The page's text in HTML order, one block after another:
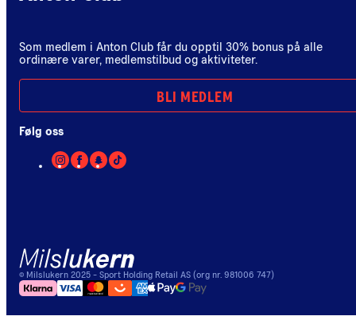
Som medlem i Anton Club får du opptil 30% bonus på alle
ordinære varer, medlemstilbud og aktiviteter.
BLI MEDLEM
Følg oss
© Milslukern 2025 - Sport Holding Retail AS (org nr. 981006 747)